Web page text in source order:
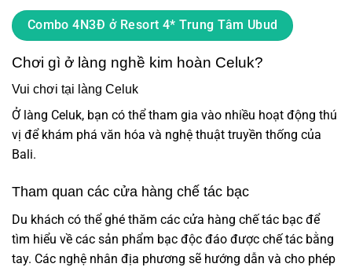
Combo 4N3Đ ở Resort 4* Trung Tâm Ubud
Chơi gì ở làng nghề kim hoàn Celuk?
Vui chơi tại làng Celuk
Ở làng Celuk, bạn có thể tham gia vào nhiều hoạt động thú
vị để khám phá văn hóa và nghệ thuật truyền thống của
Bali.
Tham quan các cửa hàng chế tác bạc
Du khách có thể ghé thăm các cửa hàng chế tác bạc để
tìm hiểu về các sản phẩm bạc độc đáo được chế tác bằng
tay. Các nghệ nhân địa phương sẽ hướng dẫn và cho phép